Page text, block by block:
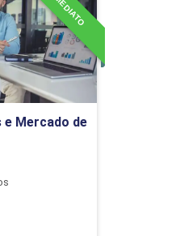
em Nuvem
de
e Mercado de
do curso